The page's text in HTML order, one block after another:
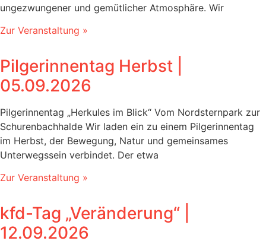
ungezwungener und gemütlicher Atmosphäre. Wir
Zur Veranstaltung »
Pilgerinnentag Herbst |
05.09.2026
Pilgerinnentag „Herkules im Blick“ Vom Nordsternpark zur
Schurenbachhalde Wir laden ein zu einem Pilgerinnentag
im Herbst, der Bewegung, Natur und gemeinsames
Unterwegssein verbindet. Der etwa
Zur Veranstaltung »
kfd-Tag „Veränderung“‎ |
12.09.2026